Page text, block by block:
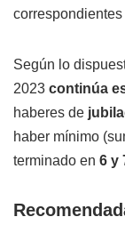
correspondientes
Según lo
2023 continúa
haberes de
haber mínimo
terminado en 6 y